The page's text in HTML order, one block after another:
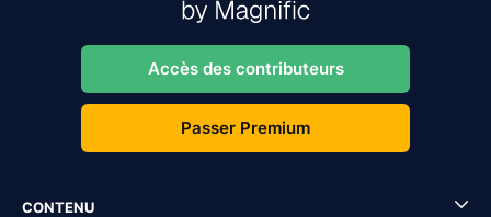
Accès des contributeurs
Passer Premium
CONTENU